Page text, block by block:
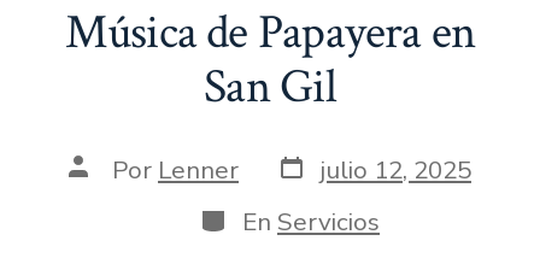
Música de Papayera en
San Gil
AutorPor Lenner Fecha
de
publicación
julio 12, 2025
Categorías
En Servicios